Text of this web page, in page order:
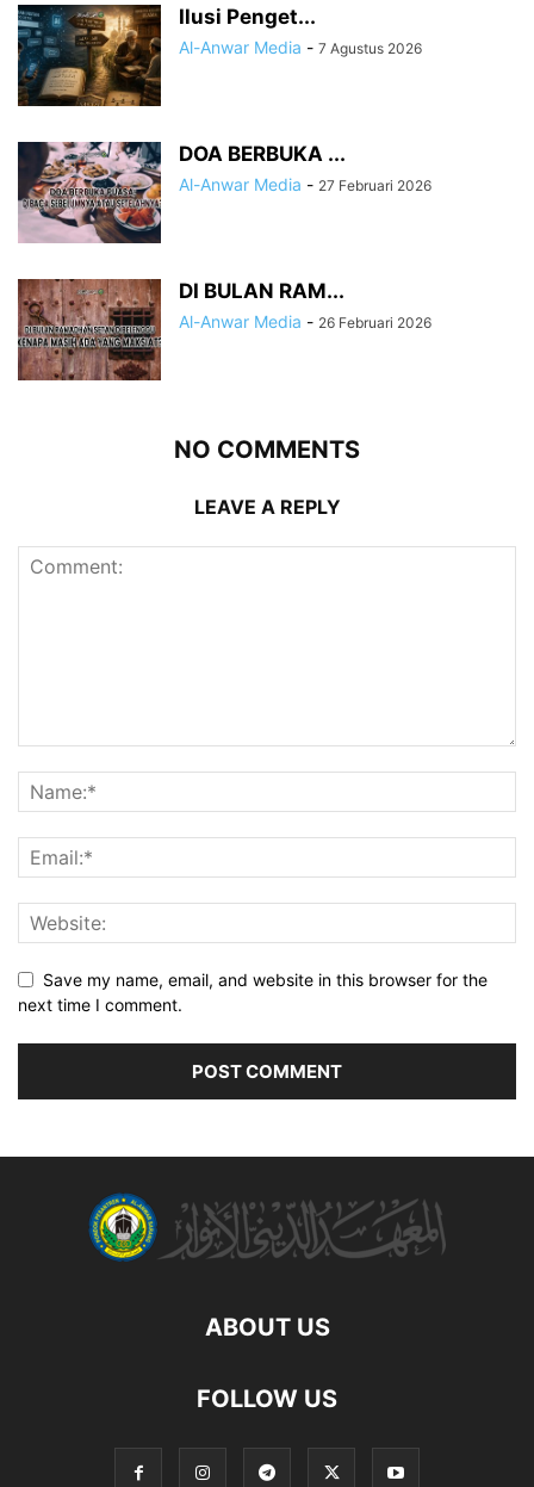
Ilusi Penget...
Al-Anwar Media - 7 Agustus 2026
DOA BERBUKA ...
Al-Anwar Media - 27 Februari 2026
DI BULAN RAM...
Al-Anwar Media - 26 Februari 2026
NO COMMENTS
LEAVE A REPLY
Save my name, email, and website in this browser for the
next time I comment.
ABOUT US
FOLLOW US